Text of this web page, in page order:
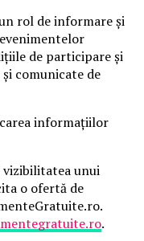
rol de informare și
de participare și
comunicate de
informațiilor
vizibilitatea unui
o ofertă de
.